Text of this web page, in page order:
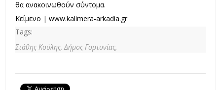
θα ανακοινωθούν σύντομα.
Κείμενο | www.kalimera-arkadia.gr
Tags:
Στάθης Κούλης,Δήμος Γορτυνίας,